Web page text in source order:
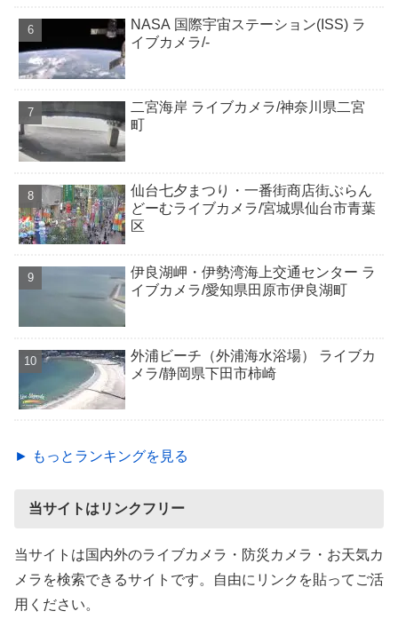
NASA 国際宇宙ステーション(ISS) ラ
イブカメラ/-
二宮海岸 ライブカメラ/神奈川県二宮
町
仙台七夕まつり・一番街商店街ぶらん
どーむライブカメラ/宮城県仙台市青葉
区
伊良湖岬・伊勢湾海上交通センター ラ
イブカメラ/愛知県田原市伊良湖町
外浦ビーチ（外浦海水浴場） ライブカ
メラ/静岡県下田市柿崎
► もっとランキングを見る
当サイトはリンクフリー
当サイトは国内外のライブカメラ・防災カメラ・お天気カ
メラを検索できるサイトです。自由にリンクを貼ってご活
用ください。